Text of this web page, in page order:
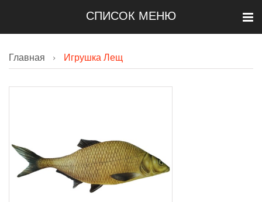
СПИСОК МЕНЮ
Главная Игрушка Лещ